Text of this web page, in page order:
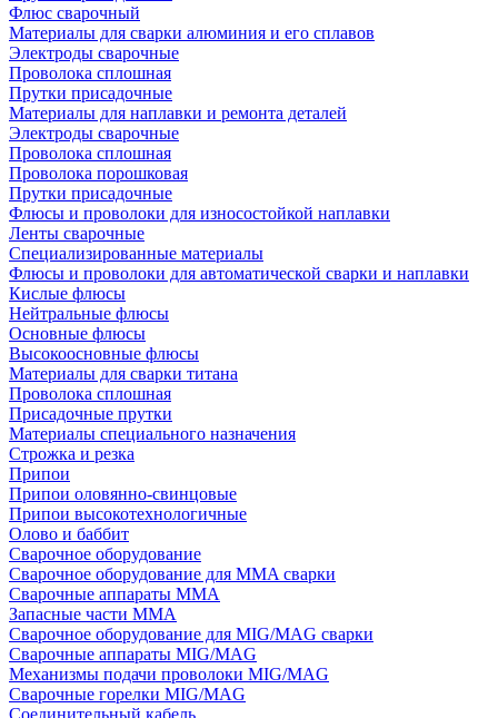
Флюс сварочный
Материалы для сварки алюминия и его сплавов
Электроды сварочные
Проволока сплошная
Прутки присадочные
Материалы для наплавки и ремонта деталей
Электроды сварочные
Проволока сплошная
Проволока порошковая
Прутки присадочные
Флюсы и проволоки для износостойкой наплавки
Ленты сварочные
Специализированные материалы
Флюсы и проволоки для автоматической сварки и наплавки
Кислые флюсы
Нейтральные флюсы
Основные флюсы
Высокоосновные флюсы
Материалы для сварки титана
Проволока сплошная
Присадочные прутки
Материалы специального назначения
Строжка и резка
Припои
Припои оловянно-свинцовые
Припои высокотехнологичные
Олово и баббит
Сварочное оборудование
Сварочное оборудование для MMA сварки
Сварочные аппараты MMA
Запасные части MMA
Сварочное оборудование для MIG/MAG сварки
Сварочные аппараты MIG/MAG
Механизмы подачи проволоки MIG/MAG
Сварочные горелки MIG/MAG
Соединительный кабель